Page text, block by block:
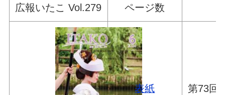
広報いたこ Vol.279
ページ数
表紙 第73回